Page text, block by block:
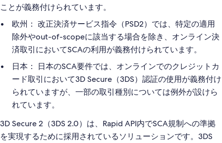
ことが義務付けられています。
欧州： 改正決済サービス指令（PSD2）では、特定の適用
除外やout-of-scopeに該当する場合を除き、オンライン決
済取引においてSCAの利用が義務付けられています。
日本：
日本のSCA要件では、オンラインでのクレジットカ
ード取引において3D Secure（3DS）認証の使用が義務付け
られていますが、一部の取引種別については例外が設けら
れています。
3D Secure 2（3DS 2.0）は、Rapid API内でSCA規制への準拠
を実現するために採用されているソリューションです。3DS